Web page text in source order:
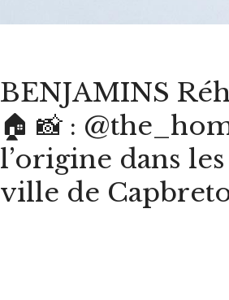
BENJAMINS
🏠 📸 :
l’origine dans
ville de